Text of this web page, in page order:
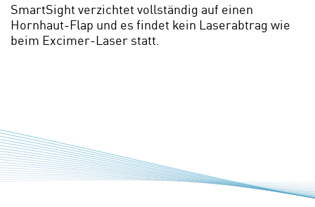
SmartSight verzichtet vollständig auf einen
Hornhaut-Flap und es findet kein Laserabtrag wie
beim Excimer-Laser statt.